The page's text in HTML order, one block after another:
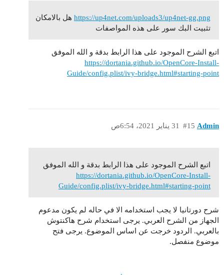
https://up4net.com/uploads3/up4net-gg.png هل بالامكان
تثبيت البك سور على هذه المواصفات
اتبع الشرح الموجود على هذا الرابط بدقة و الله الموفق
https://dortania.github.io/OpenCore-Install-
Guide/config.plist/ivy-bridge.html#starting-point
Admin 31 يناير 2021، 6:54ص #15
اتبع الشرح الموجود على هذا الرابط بدقة و الله الموفق
https://dortania.github.io/OpenCore-Install-
Guide/config.plist/ivy-bridge.html#starting-point
شرح دورتانيا لا يجب استخدامه الا في حاله لم يكون مدعوم
الجهاز من الشرح العربي. يرجى استخدام شرح هاكنتوش
بالعربي. الردود خرجت عن اساس الموضوع. يرجى فتح
موضوع منفصل.